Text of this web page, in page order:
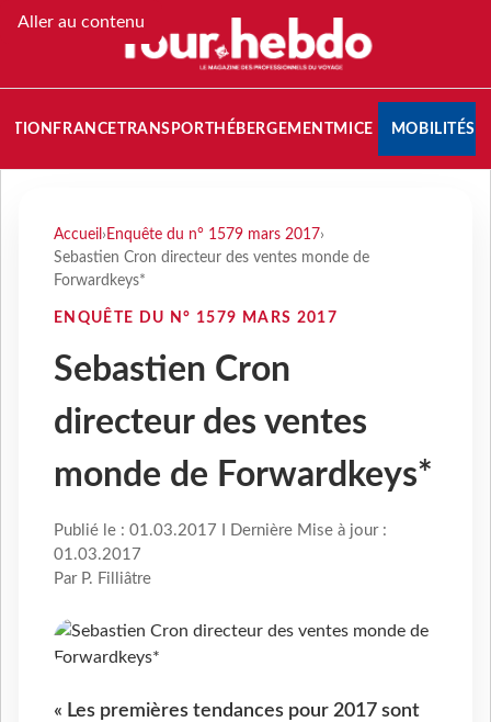
Aller au contenu
FRANCETRANSPORT HÉBERGEMENTMICE MOBILITÉS
Accueil › Enquête du n° 1579 mars 2017›
Sebastien Cron directeur des ventes monde de
Forwardkeys*
ENQUÊTE DU N° 1579 MARS 2017
Sebastien Cron
directeur des ventes
monde de Forwardkeys*
Publié le : 01.03.2017 I Dernière Mise à jour :
01.03.2017
Par P. Filliâtre
« Les premières tendances pour 2017 sont